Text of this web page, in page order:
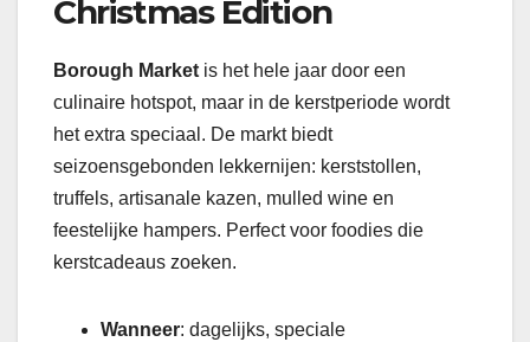
Christmas Edition
Borough Market is het hele jaar door een
culinaire hotspot, maar in de kerstperiode wordt
het extra speciaal. De markt biedt
seizoensgebonden lekkernijen: kerststollen,
truffels, artisanale kazen, mulled wine en
feestelijke hampers. Perfect voor foodies die
kerstcadeaus zoeken.
Wanneer: dagelijks, speciale